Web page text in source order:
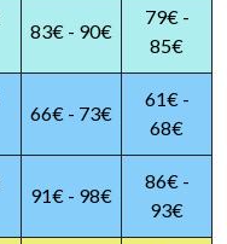
83€ - 90€
79€ -
85€
66€ - 73€
61€ -
68€
91€ - 98€
86€ -
93€